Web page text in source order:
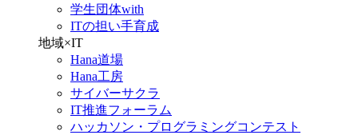
学生団体with
ITの担い手育成
地域×IT
Hana道場
Hana工房
サイバーサクラ
IT推進フォーラム
ハッカソン・プログラミングコンテスト